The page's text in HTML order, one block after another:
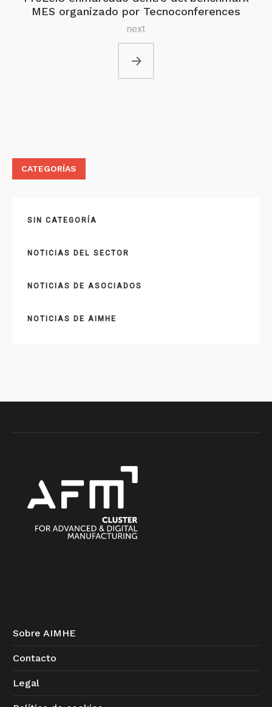
MES organizado por Tecnoconferences
next
CATEGORÍAS
SIN CATEGORÍA
NOTICIAS DEL SECTOR
NOTICIAS DE ASOCIADOS
NOTICIAS DE AIMHE
Sobre AIMHE
Contacto
Legal